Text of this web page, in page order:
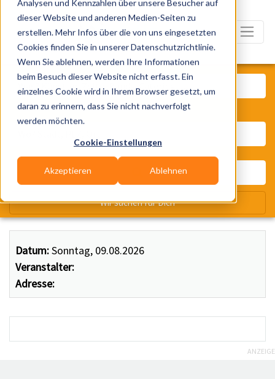
Analysen und Kennzahlen über unsere Besucher auf
dieser Website und anderen Medien-Seiten zu
erstellen. Mehr Infos über die von uns eingesetzten
Cookies finden Sie in unserer Datenschutzrichtlinie.
Wenn Sie ablehnen, werden Ihre Informationen
beim Besuch dieser Website nicht erfasst. Ein
einzelnes Cookie wird in Ihrem Browser gesetzt, um
daran zu erinnern, dass Sie nicht nachverfolgt
werden möchten.
Cookie-Einstellungen
Akzeptieren Ablehnen
Datum:Sonntag, 09.08.2026
Veranstalter:
Adresse:
Was? Künstler, Zelte, Bands,
Wir suchen für Dich
ANZEIGE